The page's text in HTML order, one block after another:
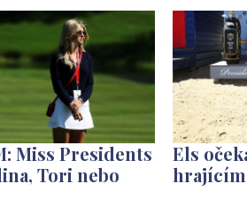
Miss Presidents
Tori nebo
Els